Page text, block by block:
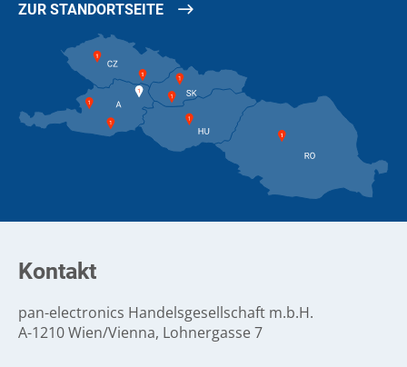
ZUR STANDORTSEITE
Kontakt
pan-electronics Handelsgesellschaft m.b.H.
A-1210 Wien/Vienna, Lohnergasse 7